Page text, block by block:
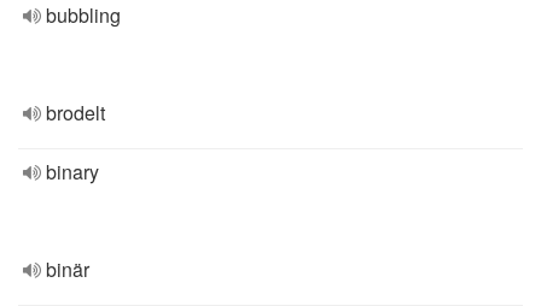
bubbling
brodelt
binary
binär